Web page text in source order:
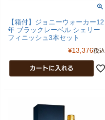
【箱付】ジョニーウォーカー12
年 ブラックレーベル シェリー
フィニッシュ3本セット
¥13,376税込